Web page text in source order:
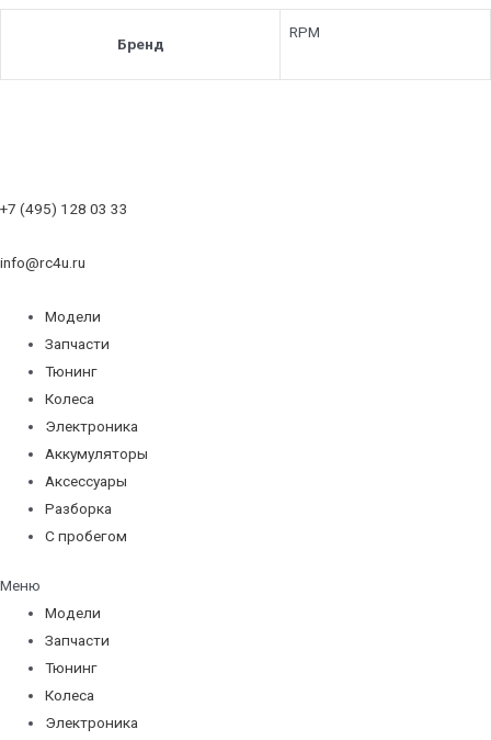
Бренд
RPM
+7 (495) 128 03 33
info@rc4u.ru
Модели
Запчасти
Тюнинг
Колеса
Электроника
Аккумуляторы
Аксессуары
Разборка
С пробегом
Меню
Модели
Запчасти
Тюнинг
Колеса
Электроника